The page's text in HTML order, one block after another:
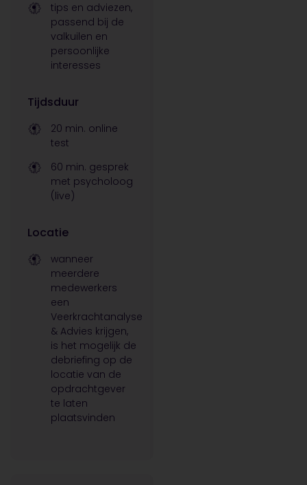
tips en adviezen,
passend bij de
valkuilen en
persoonlijke
interesses
Tijdsduur
20 min. online
test
60 min. gesprek
met psycholoog
(live)
Locatie
wanneer
meerdere
medewerkers
een
Veerkrachtanalyse
& Advies krijgen,
is het mogelijk de
debriefing op de
locatie van de
opdrachtgever
te laten
plaatsvinden